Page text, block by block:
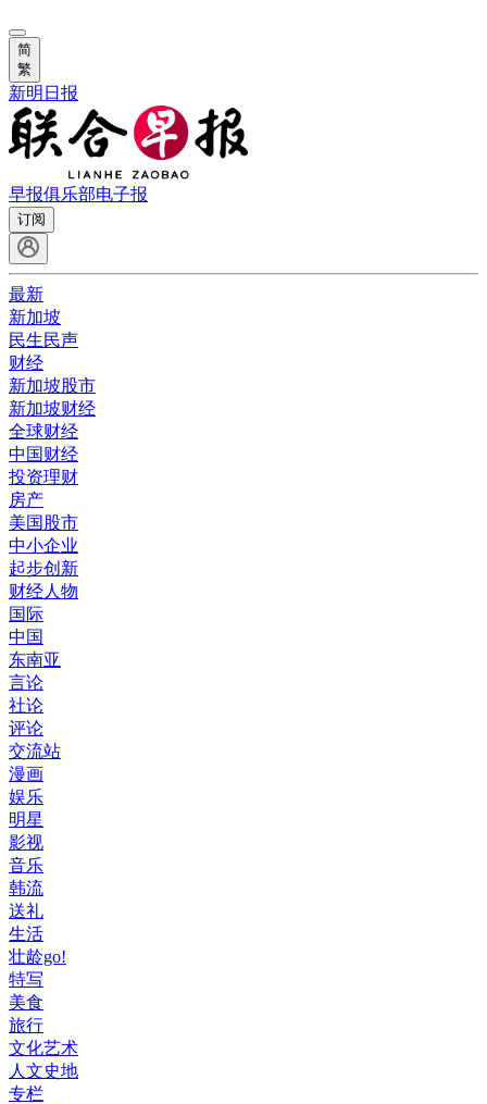
简
繁
新明日报
早报俱乐部电子报
订阅
最新
新加坡
民生民声
财经
新加坡股市
新加坡财经
全球财经
中国财经
投资理财
房产
美国股市
中小企业
起步创新
财经人物
国际
中国
东南亚
言论
社论
评论
交流站
漫画
娱乐
明星
影视
音乐
韩流
送礼
生活
壮龄go!
特写
美食
旅行
文化艺术
人文史地
专栏